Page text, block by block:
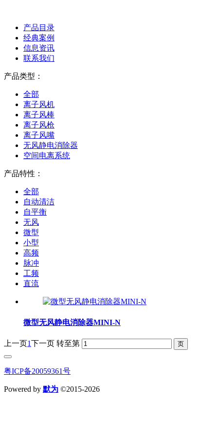
产品目录
经典案例
信息资讯
联系我们
产品类型：
全部
离子风机
离子风棒
离子风枪
离子风嘴
无风静电消除器
空间电离系统
产品特性：
全部
自动清洁
自平衡
无风
微型
小型
高频
脉冲
工频
直流
微型无风静电消除器MINI-N
上一页1下一页 转至第
粤ICP备20059361号
Powered by 默为 ©2015-2026